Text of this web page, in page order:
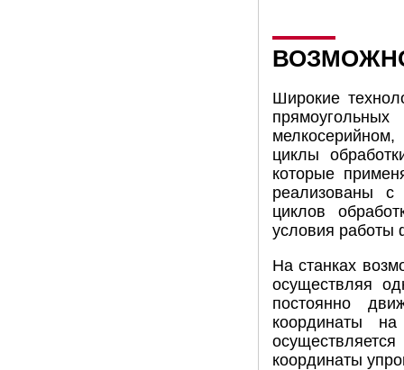
Широкие
циклы
которые
реализованы с
циклов
условия работы
На станках
осуществляя
постоянно
координаты
координаты